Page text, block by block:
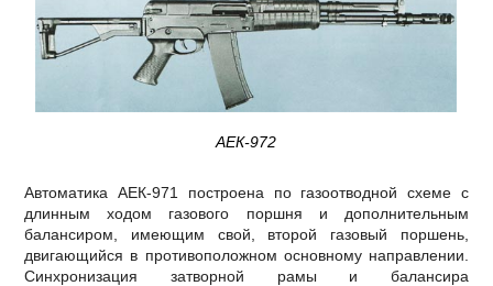
АЕК-972
Автоматика АЕК-971 построена по газоотводной схеме с
длинным ходом газового поршня и дополнительным
балансиром, имеющим свой, второй газовый поршень,
двигающийся в противоположном основному направлении.
Синхронизация затворной рамы и балансира